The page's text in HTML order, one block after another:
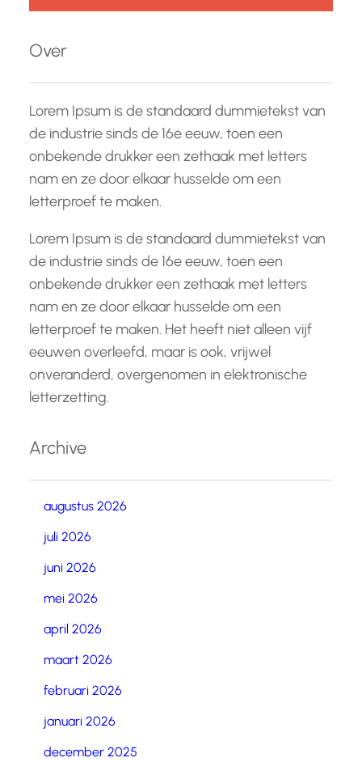
k
n
Over
Lorem Ipsum is de standaard dummietekst van
de industrie sinds de 16e eeuw, toen een
onbekende drukker een zethaak met letters
nam en ze door elkaar husselde om een
letterproef te maken.
Lorem Ipsum is de standaard dummietekst van
de industrie sinds de 16e eeuw, toen een
onbekende drukker een zethaak met letters
nam en ze door elkaar husselde om een
letterproef te maken. Het heeft niet alleen vijf
eeuwen overleefd, maar is ook, vrijwel
onveranderd, overgenomen in elektronische
letterzetting.
Archive
augustus 2026
juli 2026
juni 2026
mei 2026
april 2026
maart 2026
februari 2026
januari 2026
december 2025